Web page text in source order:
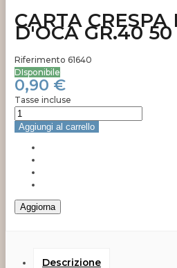
CARTA CRESPA
D'OCA GR.40 50
Riferimento 61640
DIsponibile
0,90 €
Tasse incluse
Aggiungi al carrello
Descrizione